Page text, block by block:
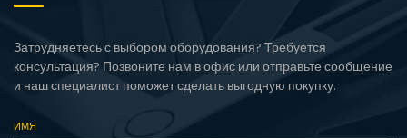
Затрудняетесь с выбором оборудования? Требуется
консультация? Позвоните нам в офис или отправьте сообщение
и наш специалист поможет сделать выгодную покупку.
ИМЯ